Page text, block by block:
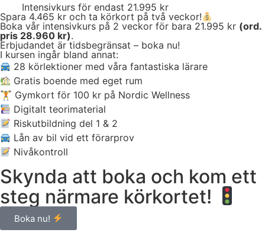
Intensivkurs för endast 21.995 kr
Spara 4.465 kr och ta körkort på två veckor!
Boka vår intensivkurs på 2 veckor för bara 21.995 kr (ord.
pris 28.960 kr).
Erbjudandet är tidsbegränsat – boka nu!
I kursen ingår bland annat:
28 körlektioner med våra fantastiska lärare
Gratis boende med eget rum
🏋️ Gymkort för 100 kr på Nordic Wellness
Digitalt teorimaterial
Riskutbildning del 1 & 2
Lån av bil vid ett förarprov
Nivåkontroll
Skynda att boka och kom ett
steg närmare körkortet!
Boka nu!